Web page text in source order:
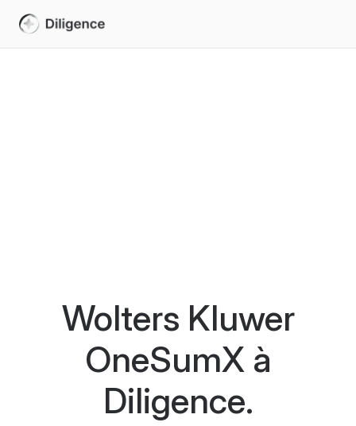
Wolters Kluwer
OneSumX à
Diligence.